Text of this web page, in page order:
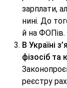
зарплати,
нині. До
й на ФОПів.
В Україні
фізосіб
реєстру